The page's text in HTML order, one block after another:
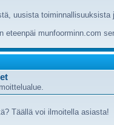
uusista toiminnallisuuksista
eteenpäi munfoorminn.com
Täällä voi ilmoitella asiasta!